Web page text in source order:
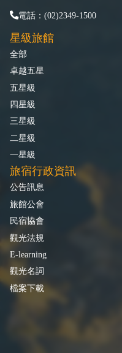
電話：(02)2349-1500
星級旅館
全部
卓越五星
五星級
四星級
三星級
二星級
一星級
旅宿行政資訊
公告訊息
旅館公會
民宿協會
觀光法規
E-learning
觀光名詞
檔案下載